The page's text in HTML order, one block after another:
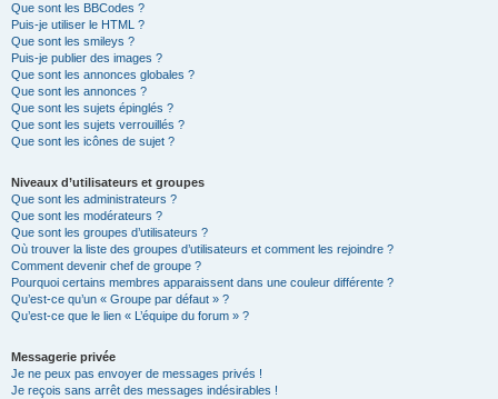
Que sont les BBCodes ?
Puis-je utiliser le HTML ?
Que sont les smileys ?
Puis-je publier des images ?
Que sont les annonces globales ?
Que sont les annonces ?
Que sont les sujets épinglés ?
Que sont les sujets verrouillés ?
Que sont les icônes de sujet ?
Niveaux d’utilisateurs et groupes
Que sont les administrateurs ?
Que sont les modérateurs ?
Que sont les groupes d’utilisateurs ?
Où trouver la liste des groupes d’utilisateurs et comment les rejoindre ?
Comment devenir chef de groupe ?
Pourquoi certains membres apparaissent dans une couleur différente ?
Qu’est-ce qu’un « Groupe par défaut » ?
Qu’est-ce que le lien « L’équipe du forum » ?
Messagerie privée
Je ne peux pas envoyer de messages privés !
Je reçois sans arrêt des messages indésirables !